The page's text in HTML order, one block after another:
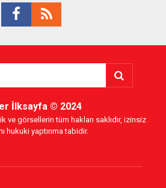
İlksayfa© 2024
ve görsellerin tüm hakları saklıdır, izinsiz
hukuki yaptırıma tabidir.